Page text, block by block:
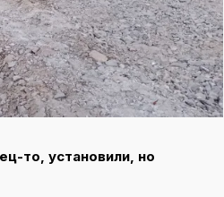
то, установили, но